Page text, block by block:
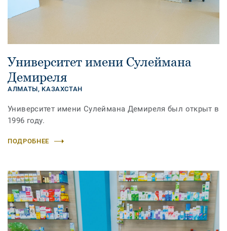
Университет имени Сулеймана
Демиреля
АЛМАТЫ, KАЗАХСТАН
Университет имени Сулеймана Демиреля был открыт в
1996 году.
ПОДРОБНЕЕ